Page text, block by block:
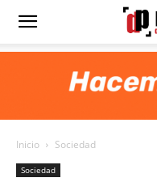
Diario
Portada
Inicio Sociedad
Sociedad